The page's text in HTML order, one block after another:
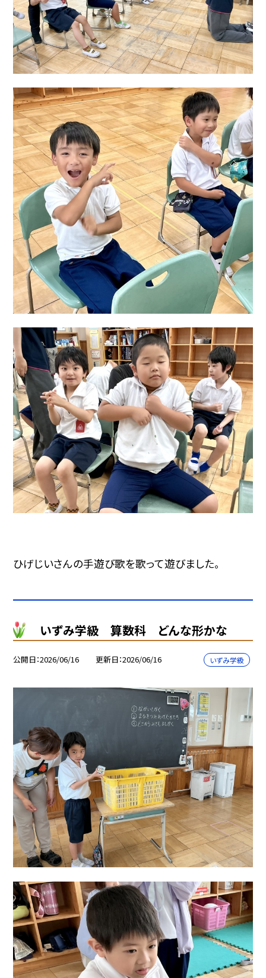
ひげじいさんの手遊び歌を歌って遊びました。
いずみ学級 算数科 どんな形かな
公開日 2026/06/16 更新日 2026/06/16 いずみ学級